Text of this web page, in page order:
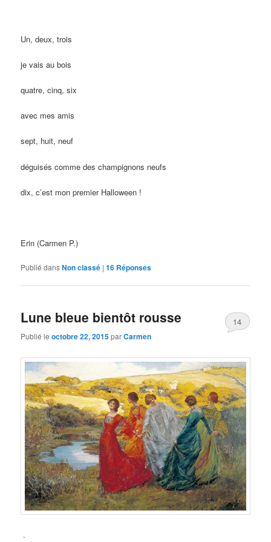
Un, deux, trois
je vais au bois
quatre, cinq, six
avec mes amis
sept, huit, neuf
déguisés comme des champignons neufs
dix, c’est mon premier Halloween !
Erin (Carmen P.)
Publié dansNon classé |16 Réponses
Lune bleue bientôt rousse
Publié leoctobre 22, 2015parCarmen
14
.